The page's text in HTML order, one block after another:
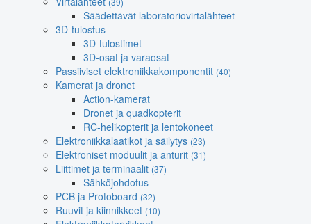
Säädettävät laboratoriovirtalähteet
3D-tulostus
3D-tulostimet
3D-osat ja varaosat
Passiiviset elektroniikkakomponentit (40)
Kamerat ja dronet
Action-kamerat
Dronet ja quadkopterit
RC-helikopterit ja lentokoneet
Elektroniikkalaatikot ja säilytys (23)
Elektroniset moduulit ja anturit (31)
Liittimet ja terminaalit (37)
Sähköjohdotus
PCB ja Protoboard (32)
Ruuvit ja kiinnikkeet (10)